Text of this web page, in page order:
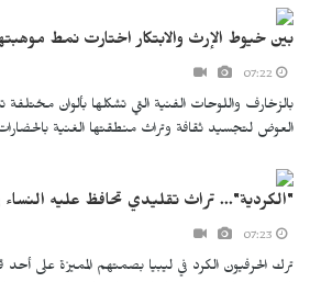
بين خيوط الإرث والابتكار اختارت نمط
بالزخارف واللوحات الفنية التي تشكلها بألوان مختلفة
العوض لتجسيد ثقافة وتراث منطقتها الغنية بالحضارات
"الكردية"... تراث تقليدي تحافظ عليه النساء
ترك الحرفيون الكرد في ليبيا بصمتهم المميزة على أحد